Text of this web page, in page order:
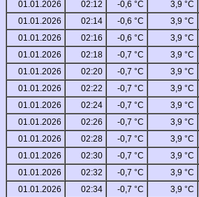
01.01.2026
02:12 -0,6 °C 3,9 °C
01.01.2026
02:14 -0,6 °C 3,9 °C
01.01.2026
02:16 -0,6 °C 3,9 °C
01.01.2026
02:18 -0,7 °C 3,9 °C
01.01.2026
02:20 -0,7 °C 3,9 °C
01.01.2026
02:22 -0,7 °C 3,9 °C
01.01.2026
02:24 -0,7 °C 3,9 °C
01.01.2026
02:26 -0,7 °C 3,9 °C
01.01.2026
02:28 -0,7 °C 3,9 °C
01.01.2026
02:30 -0,7 °C 3,9 °C
01.01.2026
02:32 -0,7 °C 3,9 °C
01.01.2026
02:34 -0,7 °C 3,9 °C